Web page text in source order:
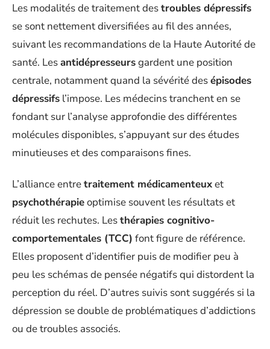
Les modalités de traitement destroubles dépressifs
se sont nettement diversifiées au fil des années,
suivant les recommandations de la Haute Autorité de
santé. Lesantidépresseursgardent une position
centrale, notamment quand la sévérité desépisodes
dépressifs l’impose. Les médecins tranchent en se
fondant sur l’analyse approfondie des différentes
molécules disponibles, s’appuyant sur des études
minutieuses et des comparaisons fines.
L’alliance entretraitement médicamenteuxet
psychothérapieoptimise souvent les résultats et
réduit les rechutes. Lesthérapies cognitivo-
comportementales (TCC) font figure de référence.
Elles proposent d’identifier puis de modifier peu à
peu les schémas de pensée négatifs qui distordent la
perception du réel. D’autres suivis sont suggérés si la
dépression se double de problématiques d’addictions
ou de troubles associés.